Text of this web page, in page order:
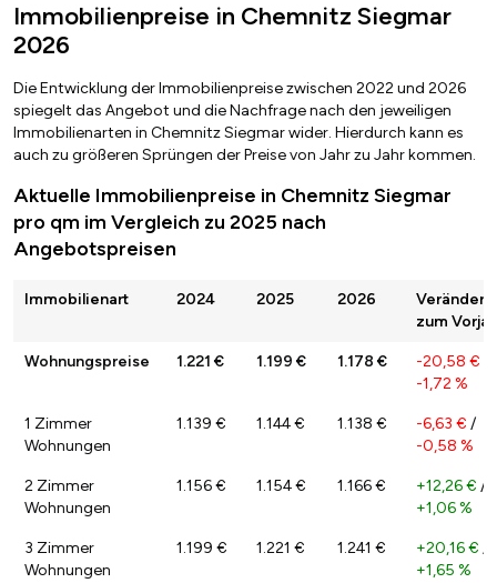
Immobilienpreise in Chemnitz Siegmar
2026
Die Entwicklung der Immobilienpreise zwischen 2022 und 2026
spiegelt das Angebot und die Nachfrage nach den jeweiligen
Immobilienarten in Chemnitz Siegmar wider. Hierdurch kann es
auch zu größeren Sprüngen der Preise von Jahr zu Jahr kommen.
Aktuelle Immobilienpreise in Chemnitz Siegmar
pro qm im Vergleich zu 2025 nach
Angebotspreisen
Immobilienart 2024 2025 2026
zum
Wohnungspreise 1.221 € 1.199 € 1.178 € -20,58 €
-1,72 %
1 Zimmer
Wohnungen
1.139 € 1.144 € 1.138 € -6,63 € /
-0,58 %
2 Zimmer
Wohnungen
1.156 € 1.154 € 1.166 € +12,26 € /
+1,06 %
3 Zimmer
Wohnungen
1.199 € 1.221 € 1.241 € +20,16 € /
+1,65 %